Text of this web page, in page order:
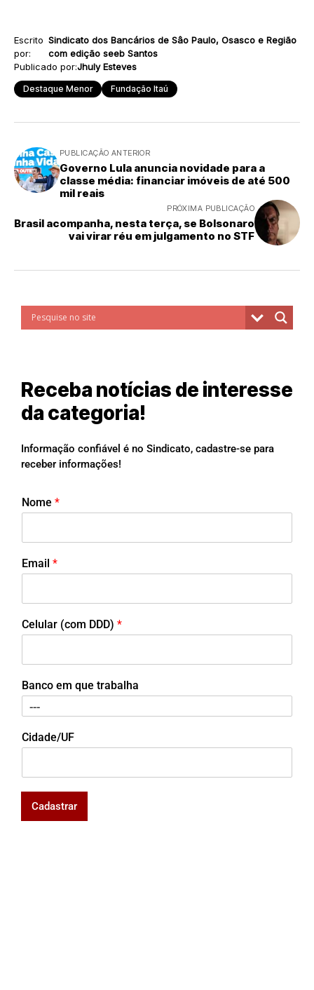
Escrito
por:
Sindicato dos Bancários de Sâo Paulo, Osasco e Região
com edição seeb Santos
Publicado por:Jhuly Esteves
Destaque Menor Fundação Itaú
PUBLICAÇÃO ANTERIOR
Governo Lula anuncia novidade para a
classe média: financiar imóveis de até 500
mil reais
PRÓXIMA PUBLICAÇÃO
Brasil acompanha, nesta terça, se Bolsonaro
vai virar réu em julgamento no STF
Receba notícias de interesse
da categoria!
Informação confiável é no Sindicato, cadastre-se para
receber informações!
Nome *
Email *
Celular (com DDD) *
Banco em que trabalha
Cidade/UF
Cadastrar